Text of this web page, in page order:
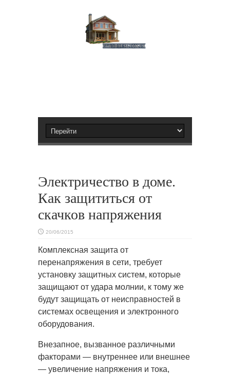
Электричество в доме.
Как защититься от
скачков напряжения
20/06/2015
Комплексная защита от
перенапряжения в сети, требует
установку защитных систем, которые
защищают от удара молнии, к тому же
будут защищать от неисправностей в
системах освещения и электронного
оборудования.
Внезапное, вызванное различными
факторами — внутреннее или внешнее
— увеличение напряжения и тока,